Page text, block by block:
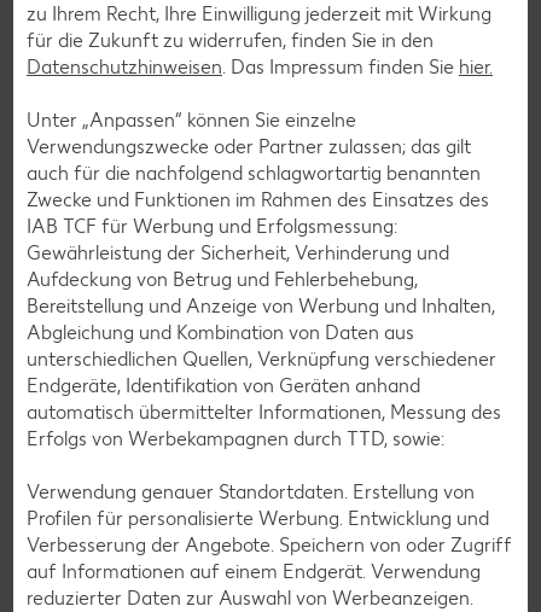
Smoothie-Rezepte
Bowle-Rezepte
Cocktail-Rezepte
Avocado-Rezepte
Erdbeer-Rezepte
Blaubeer-Rezepte
Bananen-Rezepte
Zurück zu allen Rezepten
zu Ihrem Recht, Ihre Einwilligung jederzeit mit Wirkung
für die Zukunft zu widerrufen, finden Sie in den
Datenschutzhinweisen. Das Impressum finden Sie hier.
Unter „Anpassen“ können Sie einzelne
Verwendungszwecke oder Partner zulassen; das gilt
auch für die nachfolgend schlagwortartig benannten
Zwecke und Funktionen im Rahmen des Einsatzes des
IAB TCF für Werbung und Erfolgsmessung:
Gewährleistung der Sicherheit, Verhinderung und
Aufdeckung von Betrug und Fehlerbehebung,
Bereitstellung und Anzeige von Werbung und Inhalten,
Abgleichung und Kombination von Daten aus
unterschiedlichen Quellen, Verknüpfung verschiedener
Endgeräte, Identifikation von Geräten anhand
automatisch übermittelter Informationen, Messung des
Erfolgs von Werbekampagnen durch TTD, sowie:
Verwendung genauer Standortdaten. Erstellung von
Profilen für personalisierte Werbung. Entwicklung und
Verbesserung der Angebote. Speichern von oder Zugriff
auf Informationen auf einem Endgerät. Verwendung
reduzierter Daten zur Auswahl von Werbeanzeigen.